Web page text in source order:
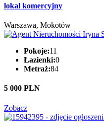
lokal komercyjny
Warszawa, Mokotów
Pokoje:11
Łazienki:0
Metraż:84
5 000 PLN
Zobacz